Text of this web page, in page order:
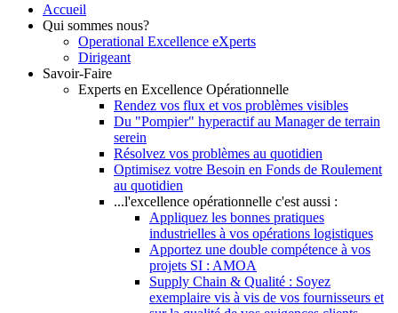
Accueil
Qui sommes nous?
Operational Excellence eXperts
Dirigeant
Savoir-Faire
Experts en Excellence Opérationnelle
Rendez vos flux et vos problèmes visibles
Du "Pompier" hyperactif au Manager de terrain
serein
Résolvez vos problèmes au quotidien
Optimisez votre Besoin en Fonds de Roulement
au quotidien
...l'excellence opérationnelle c'est aussi :
Appliquez les bonnes pratiques
industrielles à vos opérations logistiques
Apportez une double compétence à vos
projets SI : AMOA
Supply Chain & Qualité : Soyez
exemplaire vis à vis de vos fournisseurs et